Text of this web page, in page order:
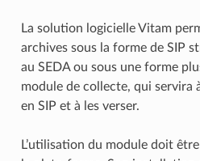
La solution logicielle Vitam
archives sous la forme de SIP
au SEDA ou sous une forme
module de collecte, qui servira
en SIP et à les verser.
L’utilisation du module doit